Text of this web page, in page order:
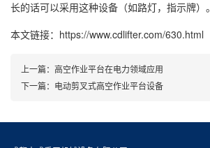
长的话可以采用这种设备（如路灯，指示牌）。
本文链接：https://www.cdlifter.com/630.html
上一篇： 高空作业平台在电力领域应用
下一篇： 电动剪叉式高空作业平台设备